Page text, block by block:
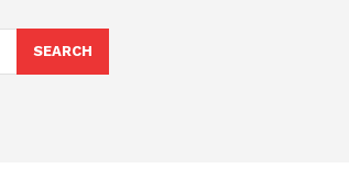
SEARCH